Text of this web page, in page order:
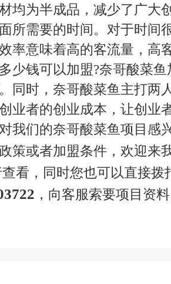
均为半成品，减少了广大
所需要的时间。对于时间
率意味着高的客流量，高
少钱可以加盟?奈哥酸菜
同时，奈哥酸菜鱼主打两
业者的创业成本，让创业
我们的奈哥酸菜鱼项目感
策或者加盟条件，欢迎来
看，同时您也可以直接拨
，向客服索要项目资